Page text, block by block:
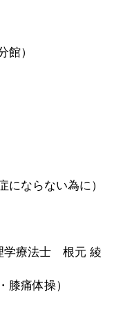
館）
にならない為に）
学療法士 根元 綾
膝痛体操）